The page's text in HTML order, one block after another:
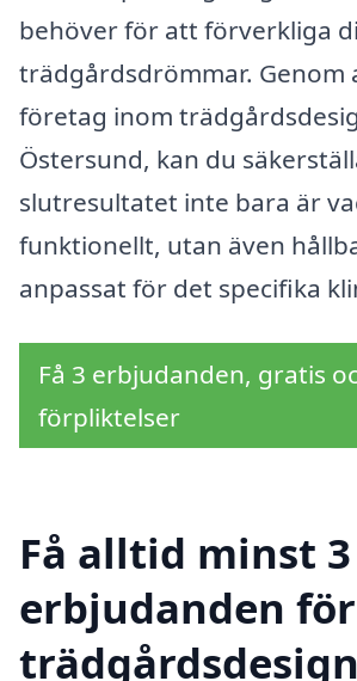
behöver för att förverkliga
trädgårdsdrömmar. Genom
företag inom
Östersund, kan du
slutresultatet inte bara är
funktionellt, utan även
anpassat för det specifika
Få 3 erbjudanden, gratis
förpliktelser
Få alltid minst 3
erbjudanden för